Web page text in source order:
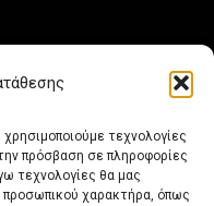
τεχνολογίες
πρόσβαση σε πληροφορίες
τεχνολογίες θα μας
προσωπικού χαρακτήρα, όπως